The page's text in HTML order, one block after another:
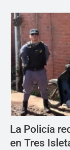
La Policía
en Tres